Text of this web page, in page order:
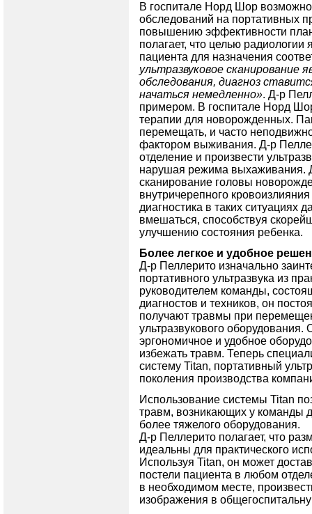
В госпитале Норд Шор
обследований на портативных
повышению эффективности
полагает, что целью
пациента для назначения
ультразвуковое сканирование
обследования, диагноз
начаться немедленно». Д-р
примером. В госпитале Норд
терапии для новорожденных.
перемещать, и часто
фактором выживания. Д-р
отделение и произвести
нарушая режима выхаживания.
сканирование головы
внутричерепного
диагностика в таких ситуациях
вмешаться, способствуя
улучшению состояния ребенка.
Более легкое и удобное
Д-р Пеллерито изначально
портативного ультразвука из
руководителем команды,
диагностов и техников, он
получают травмы при
ультразвукового оборудования.
эргономичное и удобное
избежать травм. Теперь
систему Titan, портативный
поколения производства
Использование системы Titan
травм, возникающих у команды
более тяжелого оборудования.
Д-р Пеллерито полагает, что
идеальны для практического
Используя Titan, он может
постели пациента в любом
в необходимом месте,
изображения в